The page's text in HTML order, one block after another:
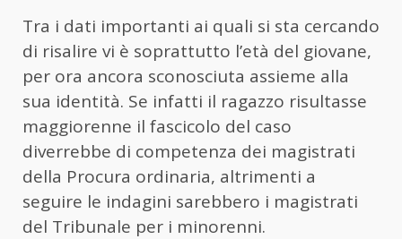
Tra i dati importanti ai quali si sta cercando
di risalire vi è soprattutto l’età del giovane,
per ora ancora sconosciuta assieme alla
sua identità. Se infatti il ragazzo risultasse
maggiorenne il fascicolo del caso
diverrebbe di competenza dei magistrati
della Procura ordinaria, altrimenti a
seguire le indagini sarebbero i magistrati
del Tribunale per i minorenni.